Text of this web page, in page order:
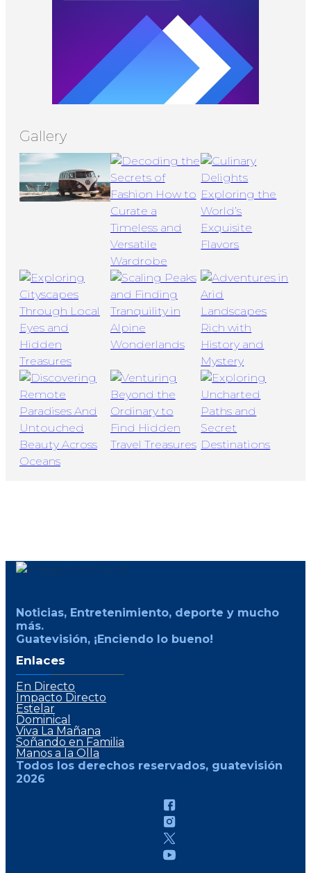
Gallery
Noticias, Entretenimiento, deporte y mucho
más.
Guatevisión, ¡Enciendo lo bueno!
Enlaces
En Directo
Impacto Directo
Estelar
Dominical
Viva La Mañana
Soñando en Familia
Manos a la Olla
Todos los derechos reservados, guatevisión
2026